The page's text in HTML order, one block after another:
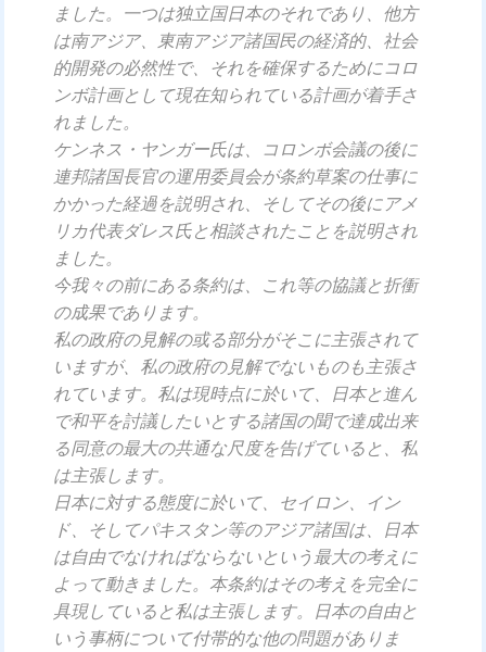
ました。一つは独立国日本のそれであり、他方
は南アジア、東南アジア諸国民の経済的、社会
的開発の必然性で、それを確保するためにコロ
ンボ計画として現在知られている計画が着手さ
れました。
ケンネス・ヤンガー氏は、コロンボ会議の後に
連邦諸国長官の運用委員会が条約草案の仕事に
かかった経過を説明され、そしてその後にアメ
リカ代表ダレス氏と相談されたことを説明され
ました。
今我々の前にある条約は、これ等の協議と折衝
の成果であります。
私の政府の見解の或る部分がそこに主張されて
いますが、私の政府の見解でないものも主張さ
れています。私は現時点に於いて、日本と進ん
で和平を討議したいとする諸国の聞で達成出来
る同意の最大の共通な尺度を告げていると、私
は主張します。
日本に対する態度に於いて、セイロン、イン
ド、そしてパキスタン等のアジア諸国は、日本
は自由でなければならないという最大の考えに
よって動きました。本条約はその考えを完全に
具現していると私は主張します。日本の自由と
いう事柄について付帯的な他の問題がありま